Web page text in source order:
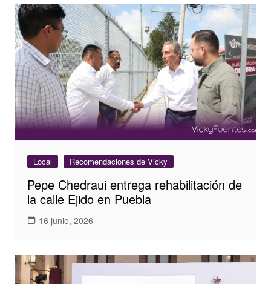
Local Recomendaciones de Vicky
Pepe Chedraui entrega rehabilitación de
la calle Ejido en Puebla
16 junio, 2026